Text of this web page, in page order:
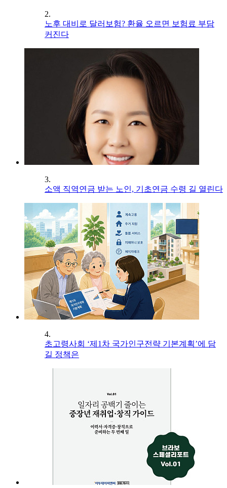
2.
노후 대비로 달러보험? 환율 오르면 보험료 부담
커진다
3.
소액 직역연금 받는 노인, 기초연금 수령 길 열린다
4.
초고령사회 ‘제1차 국가인구전략 기본계획’에 담
길 정책은